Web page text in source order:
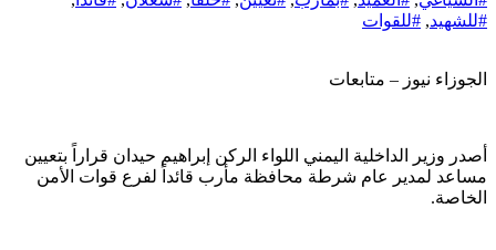
#للشهيد, #للقوات
الجوزاء نيوز – متابعات
أصدر وزير الداخلية اليمني اللواء الركن إبراهيم حيدان قراراً بتعيين
مساعد لمدير عام شرطة محافظة مأرب قائداً لفرع قوات الأمن
الخاصة.